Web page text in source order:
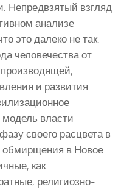
Непредвзятый взгляд
анализе
это далеко не так.
человечества от
и развития
модель власти
своего расцвета в
обмирщения в Новое
как
религиозно-